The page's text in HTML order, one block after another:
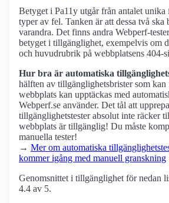
Betyget i Pa11y utgår från antalet unika
typer av fel. Tanken är att dessa två ska
varandra. Det finns andra Webperf-
betyget i tillgänglighet, exempelvis om
och huvudrubrik på webbplatsens 404-
Hur bra är automatiska
hälften av tillgänglighets­brister som kan
webbplats kan upptäckas med
Webperf.se använder. Det tål att
tillgänglighets­tester absolut inte räcker
webbplats är tillgänglig! Du måste
manuella tester!
→ Mer om automatiska
kommer igång med manuell granskning
Genomsnittet i tillgänglighet för nedan
4.4 av 5.